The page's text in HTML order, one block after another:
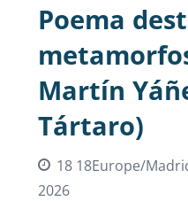
Poema
Martín
Tártaro)
18 18Europe/
2026